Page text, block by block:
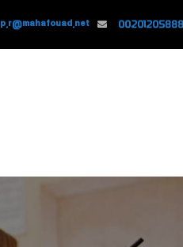
p.r@mahafouad.net